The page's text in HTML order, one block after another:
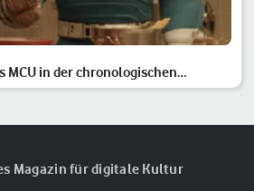
MCU in der chronologischen
Magazin für digitale Kultur